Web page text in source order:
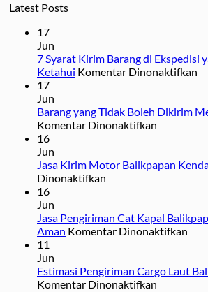
Latest Posts
17
Jun
7 Syarat Kirim Barang di Ekspedisi
Ketahui Komentar Dinonaktifkan
17
Jun
Barang yang Tidak Boleh Dikirim
Komentar Dinonaktifkan
Tidak
Jasa
Ekspedisi
16
Jun
Jasa Kirim Motor Balikpapan
Dinonaktifkan
Motor
Balikpapan
16
Jun
Jasa Pengiriman Cat Kapal
Aman Komentar Dinonaktifkan
Cat
11
Jun
Estimasi Pengiriman Cargo Laut
Komentar Dinonaktifkan